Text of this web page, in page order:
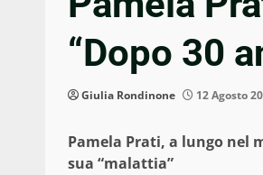
“Dopo 30
Giulia Rondinone 12 Agosto
Pamela Prati, a lungo nel
sua “malattia”